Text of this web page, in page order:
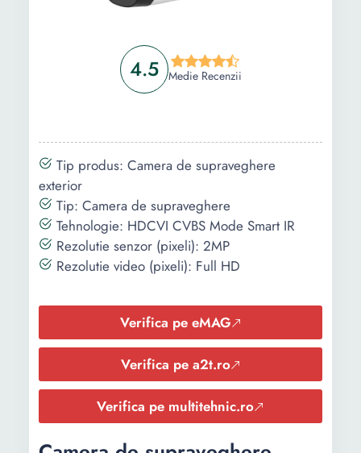
4.5 Medie Recenzii
Tip produs: Camera de supraveghere
exterior
Tip: Camera de supraveghere
Tehnologie: HDCVI CVBS Mode Smart IR
Rezolutie senzor (pixeli): 2MP
Rezolutie video (pixeli): Full HD
Verifica pe eMAG
Verifica pe a2t.ro
Verifica pe multitehnic.ro